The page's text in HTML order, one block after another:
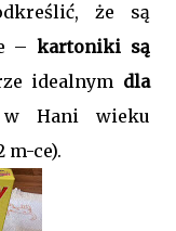
że są
–kartoniki są
idealnym dla
Hani wieku
m-ce).